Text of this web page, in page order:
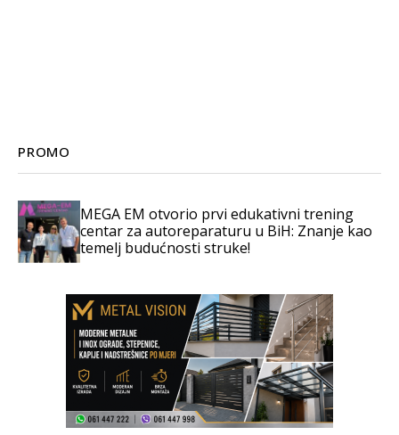
PROMO
MEGA EM otvorio prvi edukativni trening
centar za autoreparaturu u BiH: Znanje kao
temelj budućnosti struke!